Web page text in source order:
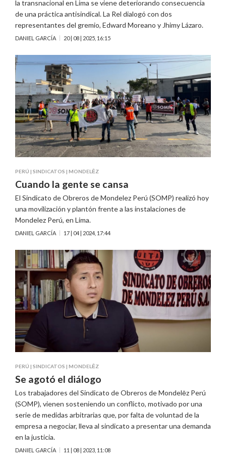
la transnacional en Lima se viene deteriorando consecuencia
de una práctica antisindical. La Rel dialogó con dos
representantes del gremio, Edward Moreano y Jhimy Lázaro.
DANIEL GARCÍA 20 | 08 | 2025, 16:15
PERÚ | SINDICATOS | MONDELĒZ
Cuando la gente se cansa
El Sindicato de Obreros de Mondelez Perú (SOMP) realizó hoy
una movilización y plantón frente a las instalaciones de
Mondelez Perú, en Lima.
DANIEL GARCÍA 17 | 04 | 2024, 17:44
PERÚ | SINDICATOS | MONDELĒZ
Se agotó el diálogo
Los trabajadores del Sindicato de Obreros de Mondelēz Perú
(SOMP), vienen sosteniendo un conflicto, motivado por una
serie de medidas arbitrarias que, por falta de voluntad de la
empresa a negociar, lleva al sindicato a presentar una demanda
en la justicia.
DANIEL GARCÍA 11 | 08 | 2023, 11:08